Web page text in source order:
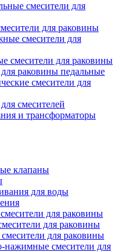
смесители для
для раковины
смесители для
смесители для раковины
раковины педальные
смесители для
смесителей
и трансформаторы
клапаны
для воды
для раковины
для раковины
для раковины
нажимные смесители для